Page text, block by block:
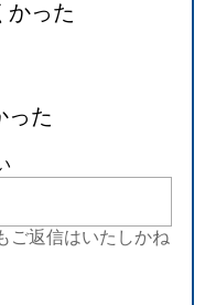
かった
った
ご返信はいたしかね